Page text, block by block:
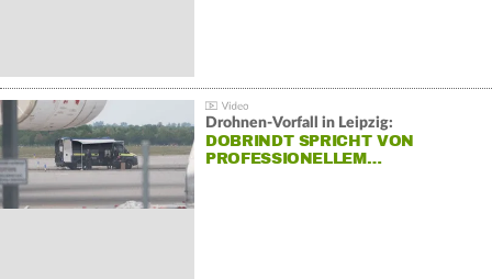
Drohnen-Vorfall in Leipzig:
DOBRINDT SPRICHT VON
PROFESSIONELLEM…